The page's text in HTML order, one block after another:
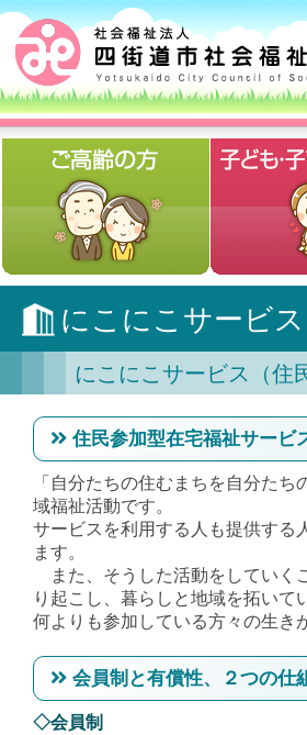
にこにこサービ
にこにこサービス（住
住民参加型在宅福祉サービ
「自分たちの住むまちを自分た
域福祉活動です。
サービスを利用する人も提供する
ます。
また、そうした活動をしていく
り起こし、暮らしと地域を拓いて
何よりも参加している方々の生き
会員制と有償性、２つの仕
◇会員制